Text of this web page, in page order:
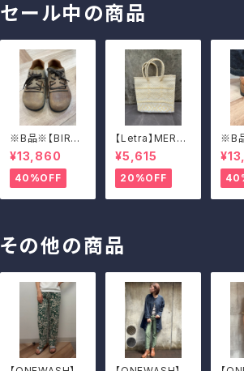
セール中の商品
※B品※【BIRKE
NSTOCK】Mon
tana/CUOIO 3
8
¥13,860
40%OFF
【Letra】MERC
AD BAG(WOV
EN)
¥5,615
20%OFF
※B
7
その他の商品